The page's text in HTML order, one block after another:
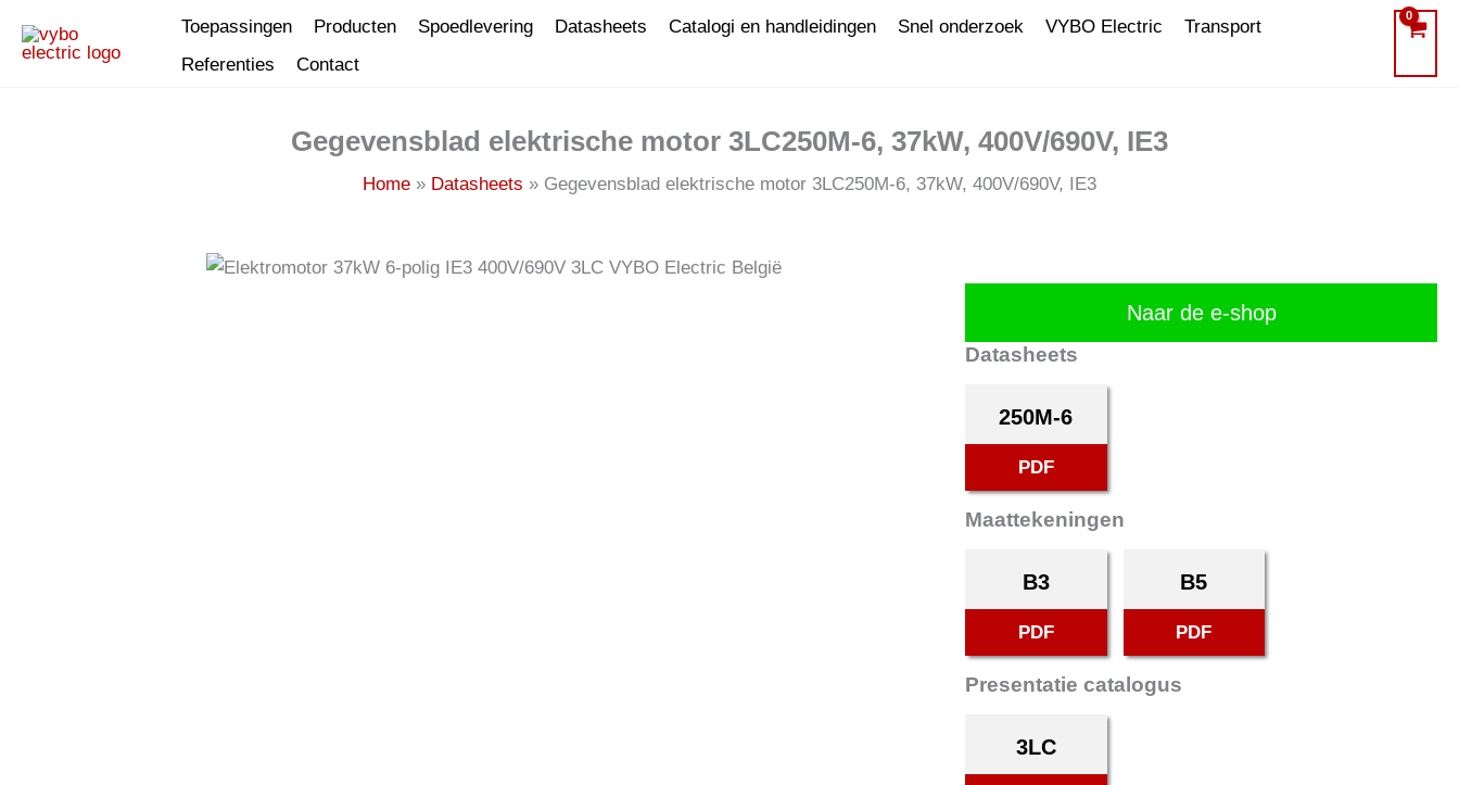
naar
Toepassingen Producten Spoedlevering Datasheets Catalogi en handleidingen Snel onderzoek VYBO Electric
Transport
Referenties
Contact
Gegevensblad elektrische motor 3LC250M-6, 37kW, 400V/690V, IE3
Home Datasheets Gegevensblad elektrische motor 3LC250M-6, 37kW, 400V/690V, IE3
Naar de e-shop
Datasheets
250M-6
PDF
Maattekeningen
B3
PDF
B5
PDF
Presentatie catalogus
3LC